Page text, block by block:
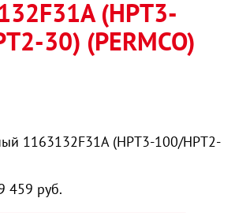
(HPT3-
30) (PERMCO)
1163132F31A (HPT3-100/HPT2-
459 руб.